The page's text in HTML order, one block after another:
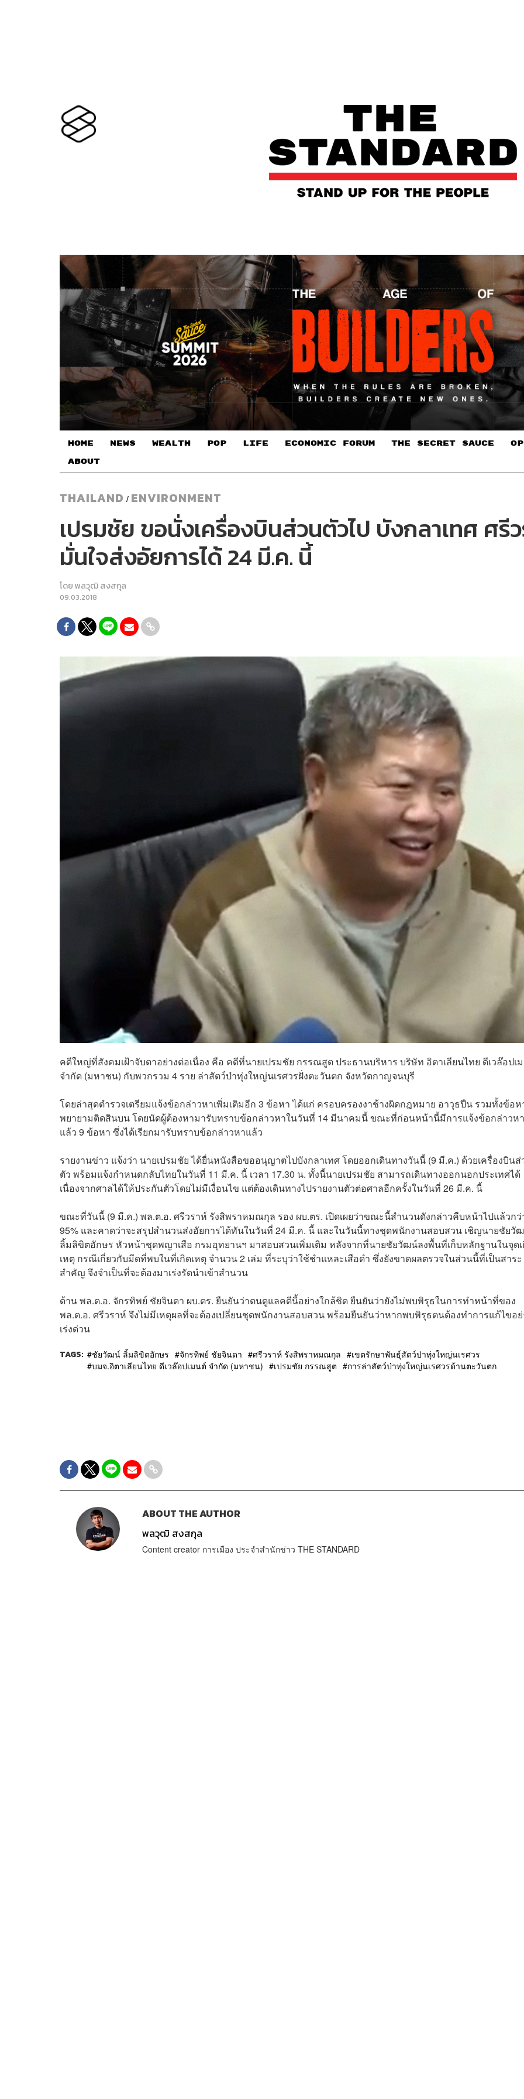
HOME NEWS WEALTH POP LIFE ECONOMIC FORUM THE SECRET SAUCE​
ABOUT
THAILAND / ENVIRONMENT
เปรมชัย ขอนั่งเครื่องบินส่วนตัวไป บังกลาเทศ ศรี
มั่นใจส่งอัยการได้ 24 มี.ค. นี้
โดยพลวุฒิ สงสกุล
09.03.2018
คดีใหญ่ที่สังคมเฝ้าจับตาอย่างต่อเนื่อง คือ คดีที่นายเปรมชัย กรรณสูต ประธานบริหาร บริษัท อิตาเลียนไทย ดีเวล๊อปเ
จำกัด (มหาชน) กับพวกรวม 4 ราย ล่าสัตว์ป่าทุ่งใหญ่นเรศวรฝั่งตะวันตก จังหวัดกาญจนบุรี
โดยล่าสุดตำรวจเตรียมแจ้งข้อกล่าวหาเพิ่มเติมอีก 3 ข้อหา ได้แก่ ครอบครองงาช้างผิดกฎหมาย อาวุธปืน รวมทั้งข้อห
พยายามติดสินบน โดยนัดผู้ต้องหามารับทราบข้อกล่าวหาในวันที่ 14 มีนาคมนี้ ขณะที่ก่อนหน้านี้มีการแจ้งข้อกล่าวห
แล้ว 9 ข้อหา ซึ่งได้เรียกมารับทราบข้อกล่าวหาแล้ว
รายงานข่าว แจ้งว่า นายเปรมชัย ได้ยื่นหนังสือขออนุญาตไปบังกลาเทศ โดยออกเดินทางวันนี้ (9 มี.ค.) ด้วยเครื่องบิน
ตัว พร้อมแจ้งกำหนดกลับไทยในวันที่ 11 มี.ค. นี้ เวลา 17.30 น. ทั้งนี้นายเปรมชัย สามารถเดินทางออกนอกประเทศได้
เนื่องจากศาลได้ให้ประกันตัวโดยไม่มีเงื่อนไข แต่ต้องเดินทางไปรายงานตัวต่อศาลอีกครั้งในวันที่ 26 มี.ค. นี้
ขณะที่วันนี้ (9 มี.ค.) พล.ต.อ. ศรีวราห์ รังสิพราหมณกุล รอง ผบ.ตร. เปิดเผยว่าขณะนี้สำนวนดังกล่าวคืบหน้าไปแล้วกว่
95% และคาดว่าจะสรุปสำนวนส่งอัยการได้ทันในวันที่ 24 มี.ค. นี้ และในวันนี้ทางชุดพนักงานสอบสวน เชิญนายชัยวั
ลิ้มลิขิตอักษร หัวหน้าชุดพญาเสือ กรมอุทยานฯ มาสอบสวนเพิ่มเติม หลังจากที่นายชัยวัฒน์ลงพื้นที่เก็บหลักฐานในจุด
เหตุ กรณีเกี่ยวกับมีดที่พบในที่เกิดเหตุ จำนวน 2 เล่ม ที่ระบุว่าใช้ชำแหละเสือดำ ซึ่งยังขาดผลตรวจในส่วนนี้ที่เป็นสาระ
สำคัญ จึงจำเป็นที่จะต้องมาเร่งรัดนำเข้าสำนวน
ด้าน พล.ต.อ. จักรทิพย์ ชัยจินดา ผบ.ตร. ยืนยันว่าตนดูแลคดีนี้อย่างใกล้ชิด ยืนยันว่ายังไม่พบพิรุธในการทำหน้าที่ของ
พล.ต.อ. ศรีวราห์ จึงไม่มีเหตุผลที่จะต้องเปลี่ยนชุดพนักงานสอบสวน พร้อมยืนยันว่าหากพบพิรุธตนต้องทำการแก้ไขอย่
เร่งด่วน
TAGS: ชัยวัฒน์ ลิ้มลิขิตอักษร จักรทิพย์ ชัยจินดา ศรีวราห์ รังสิพราหมณกุล
เขตรักษาพันธุ์สัตว์ป่าทุ่งใหญ่นเรศวร
บมจ.อิตาเลียนไทย ดีเวล๊อปเมนต์ จำกัด (มหาชน)
เปรมชัย กรรณสูต การล่าสัตว์ป่าทุ่งใหญ่นเรศวรด้านตะวันตก
ABOUT THE AUTHOR
พลวุฒิ สงสกุล
Content creator การเมือง ประจำสำนักข่าว THE STANDARD